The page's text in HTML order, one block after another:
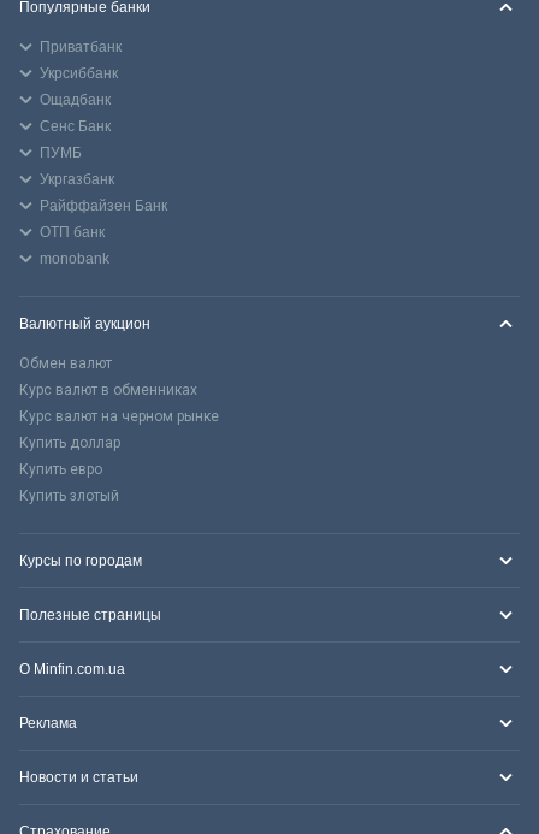
Популярные банки
Приватбанк
Укрсиббанк
Ощадбанк
Сенс Банк
ПУМБ
Укргазбанк
Райффайзен Банк
ОТП банк
monobank
Валютный аукцион
Обмен валют
Курс валют в обменниках
Курс валют на черном рынке
Купить доллар
Купить евро
Купить злотый
Курсы по городам
Полезные страницы
О Minfin.com.ua
Реклама
Новости и статьи